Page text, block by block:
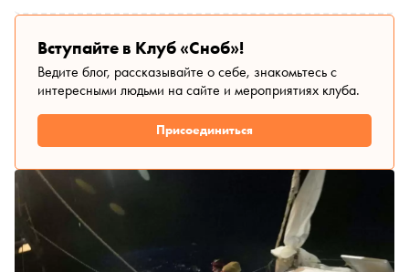
Вступайте в Клуб «Сноб»!
Ведите блог, рассказывайте о себе, знакомьтесь с
интересными людьми на сайте и мероприятиях клуба.
Присоединиться